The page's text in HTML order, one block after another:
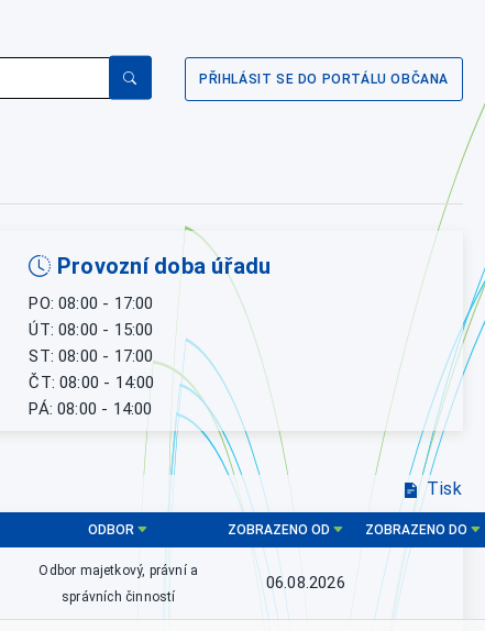
PŘIHLÁSIT SE DO PORTÁLU OBČANA
Provozní doba úřadu
PO: 08:00 - 17:00
ÚT: 08:00 - 15:00
ST: 08:00 - 17:00
ČT: 08:00 - 14:00
PÁ: 08:00 - 14:00
Tisk
ODBOR ZOBRAZENO OD ZOBRAZENO DO
Odbor majetkový, právní a
správních činností
06.08.2026